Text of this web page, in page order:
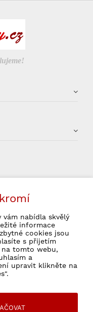
údajů
osobních údajů
vám nabídla skvělý
informace
cookies jsou
s přijetím
na tomto webu,
a
upravit klikněte na